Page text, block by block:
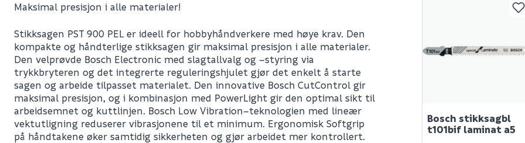
Maksimal presisjon i alle materialer!
Stikksagen PST 900 PEL er ideell for hobbyhåndverkere med høye krav. Den
kompakte og håndterlige stikksagen gir maksimal presisjon i alle materialer.
Den velprøvde Bosch Electronic med slagtallvalg og –styring via
trykkbryteren og det integrerte reguleringshjulet gjør det enkelt å starte
sagen og arbeide tilpasset materialet. Den innovative Bosch CutControl gir
maksimal presisjon, og i kombinasjon med PowerLight gir den optimal sikt til
arbeidsemnet og kuttlinjen. Bosch Low Vibration–teknologien med lineær
vektutligning reduserer vibrasjonene til et minimum. Ergonomisk Softgrip
på håndtakene øker samtidig sikkerheten og gjør arbeidet mer kontrollert.
Bosch stikksagbl
t101bif laminat a5